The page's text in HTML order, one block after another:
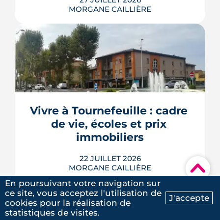
Ma recherche Contactez-nous
▾
MORGANE CAILLIÈRE
Un achat de logement neuf en VEFA
financé par un prêt à déblocages
successifs peut générer des intérêts
intercalaires, ces intérêts d'emprunt
appel de fonds. Avec des taux autour
de 3,2 % en 2026, la note grimpe vite.
Voici les leviers concrets pour r...
LIRE L'ARTICLE
Vivre à Tournefeuille : cadre
de vie, écoles et prix
immobiliers
22 JUILLET 2026
MORGANE CAILLIÈRE
En poursuivant votre navigation sur
ce site, vous acceptez l'utilisation de
cookies pour la réalisation de
statistiques de visites.
J'accepte